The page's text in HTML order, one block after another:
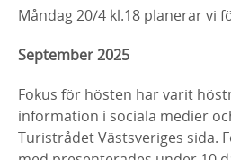
Måndag 20/4 kl.18 planerar vi
September 2025
Fokus för hösten har varit
information i sociala medier
Turistrådet Västsveriges sida.